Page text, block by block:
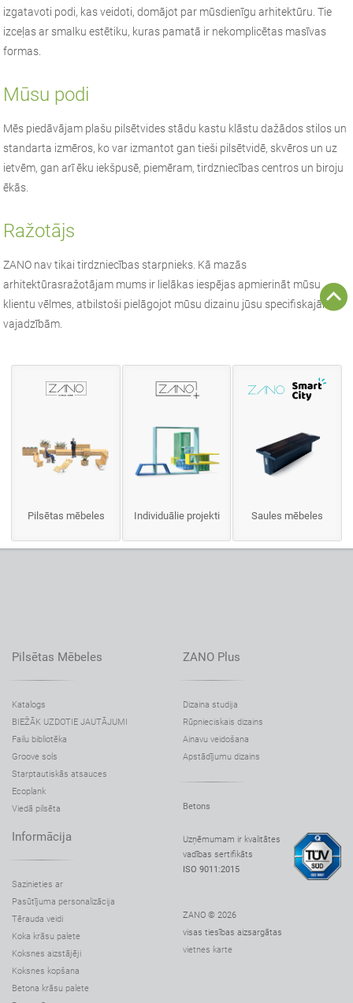
izgatavoti podi, kas veidoti, domājot par mūsdienīgu arhitektūru. Tie
izceļas ar smalku estētiku, kuras pamatā ir nekomplicētas masīvas
formas.
Mūsu podi
Mēs piedāvājam plašu pilsētvides stādu kastu klāstu dažādos stilos un
standarta izmēros, ko var izmantot gan tieši pilsētvidē, skvēros un uz
ietvēm, gan arī ēku iekšpusē, piemēram, tirdzniecības centros un biroju
ēkās.
Ražotājs
ZANO nav tikai tirdzniecības starpnieks. Kā mazās
arhitektūrasražotājam mums ir lielākas iespējas apmierināt mūsu
klientu vēlmes, atbilstoši pielāgojot mūsu dizainu jūsu specifiskajām
vajadzībām.
Pilsētas mēbeles Individuālie projekti Saules mēbeles
Pilsētas Mēbeles
Katalogs
BIEŽĀK UZDOTIE JAUTĀJUMI
Failu bibliotēka
Groove sols
Starptautiskās atsauces
Ecoplank
Viedā pilsēta
ZANO Plus
Dizaina studija
Rūpnieciskais dizains
Ainavu veidošana
Apstādījumu dizains
Betons
Informācija
Sazinieties ar
Pasūtījuma personalizācija
Tērauda veidi
Koka krāsu palete
Koksnes aizstājēji
Koksnes kopšana
Betona krāsu palete
Uzņēmumam ir kvalitātes
vadības sertifikāts
ISO 9011:2015
ZANO © 2026
visas tiesības aizsargātas
vietnes karte